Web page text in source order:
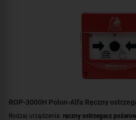
ROP-3000H Polon-Alfa Ręczny
Rodzaj urządzenia: ręczny ostrzegacz